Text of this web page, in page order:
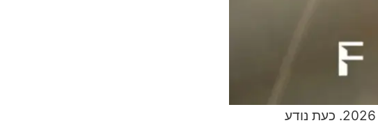
משחק ג׳יימס בונד 007: First Light המצופה, של חברת Io Interactive, היה אמור לצאת ב-27 במרץ 2026. כעת נודע